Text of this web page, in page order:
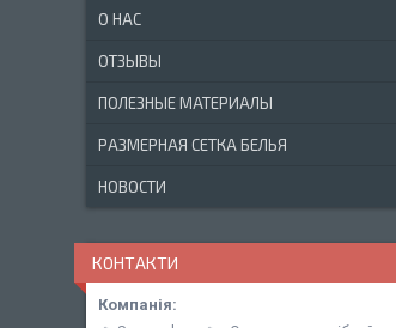
О НАС
ОТЗЫВЫ
ПОЛЕЗНЫЕ МАТЕРИАЛЫ
РАЗМЕРНАЯ СЕТКА БЕЛЬЯ
НОВОСТИ
КОНТАКТИ